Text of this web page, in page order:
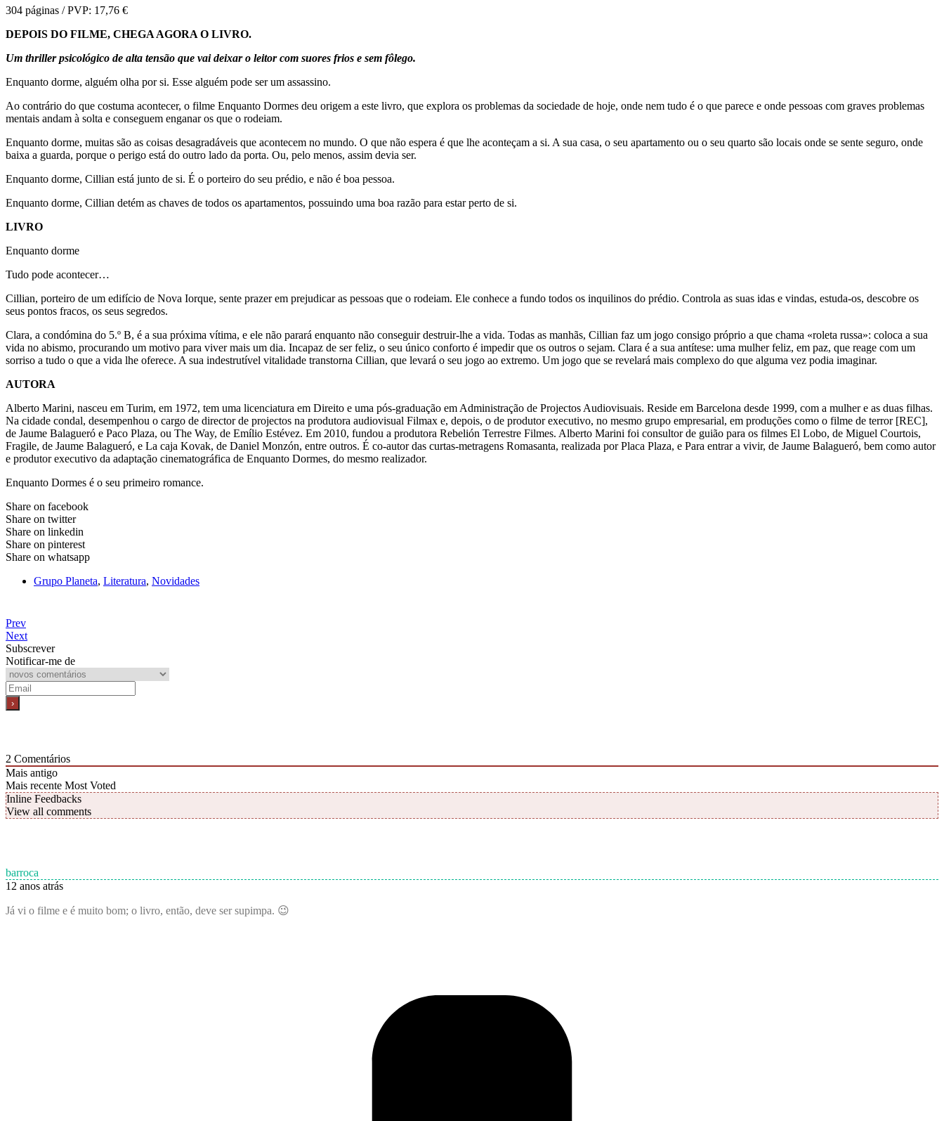
304 páginas / PVP: 17,76 €
DEPOIS DO FILME, CHEGA AGORA O LIVRO.
Um thriller psicológico de alta tensão que vai deixar o leitor com suores frios e sem fôlego.
Enquanto dorme, alguém olha por si. Esse alguém pode ser um assassino.
Ao contrário do que costuma acontecer, o filme Enquanto Dormes deu origem a este livro, que explora os problemas da sociedade de hoje, onde nem tudo é o que parece e onde pessoas com graves problemas
mentais andam à solta e conseguem enganar os que o rodeiam.
Enquanto dorme, muitas são as coisas desagradáveis que acontecem no mundo. O que não espera é que lhe aconteçam a si. A sua casa, o seu apartamento ou o seu quarto são locais onde se sente seguro, onde
baixa a guarda, porque o perigo está do outro lado da porta. Ou, pelo menos, assim devia ser.
Enquanto dorme, Cillian está junto de si. É o porteiro do seu prédio, e não é boa pessoa.
Enquanto dorme, Cillian detém as chaves de todos os apartamentos, possuindo uma boa razão para estar perto de si.
LIVRO
Enquanto dorme
Tudo pode acontecer…
Cillian, porteiro de um edifício de Nova Iorque, sente prazer em prejudicar as pessoas que o rodeiam. Ele conhece a fundo todos os inquilinos do prédio. Controla as suas idas e vindas, estuda-os, descobre os
seus pontos fracos, os seus segredos.
Clara, a condómina do 5.º B, é a sua próxima vítima, e ele não parará enquanto não conseguir destruir-lhe a vida. Todas as manhãs, Cillian faz um jogo consigo próprio a que chama «roleta russa»: coloca a sua
vida no abismo, procurando um motivo para viver mais um dia. Incapaz de ser feliz, o seu único conforto é impedir que os outros o sejam. Clara é a sua antítese: uma mulher feliz, em paz, que reage com um
sorriso a tudo o que a vida lhe oferece. A sua indestrutível vitalidade transtorna Cillian, que levará o seu jogo ao extremo. Um jogo que se revelará mais complexo do que alguma vez podia imaginar.
AUTORA
Alberto Marini, nasceu em Turim, em 1972, tem uma licenciatura em Direito e uma pós-graduação em Administração de Projectos Audiovisuais. Reside em Barcelona desde 1999, com a mulher e as duas filhas.
Na cidade condal, desempenhou o cargo de director de projectos na produtora audiovisual Filmax e, depois, o de produtor executivo, no mesmo grupo empresarial, em produções como o filme de terror [REC],
de Jaume Balagueró e Paco Plaza, ou The Way, de Emílio Estévez. Em 2010, fundou a produtora Rebelión Terrestre Filmes. Alberto Marini foi consultor de guião para os filmes El Lobo, de Miguel Courtois,
Fragile, de Jaume Balagueró, e La caja Kovak, de Daniel Monzón, entre outros. É co-autor das curtas-metragens Romasanta, realizada por Placa Plaza, e Para entrar a vivir, de Jaume Balagueró, bem como autor
e produtor executivo da adaptação cinematográfica de Enquanto Dormes, do mesmo realizador.
Enquanto Dormes é o seu primeiro romance.
Share on facebook
Share on twitter
Share on linkedin
Share on pinterest
Share on whatsapp
Grupo Planeta, Literatura, Novidades
Prev
Next
Subscrever
Notificar-me de
2 Comentários
Mais antigo
Mais recente Most Voted
Inline Feedbacks
View all comments
barroca
12 anos atrás
Já vi o filme e é muito bom; o livro, então, deve ser supimpa. 😉